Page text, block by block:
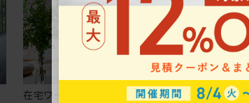
在宅ワークにおすすめのオフィスチェア5選